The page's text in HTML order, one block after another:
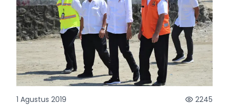
1 Agustus 2019 2245